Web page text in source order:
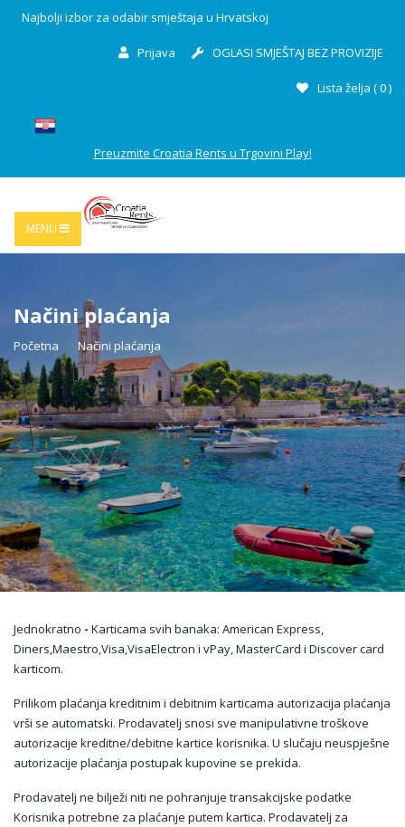
Najbolji izbor za odabir smještaja u Hrvatskoj
Prijava OGLASI SMJEŠTAJ BEZ PROVIZIJE
Lista želja (0)
Preuzmite Croatia Rents u Trgovini Play!
MENU
Načini plaćanja
Početna Načini plaćanja
Jednokratno - Karticama svih banaka: American Express,
Diners,Maestro,Visa,VisaElectron i vPay, MasterCard i Discover card
karticom.
Prilikom plaćanja kreditnim i debitnim karticama autorizacija plaćanja
vrši se automatski. Prodavatelj snosi sve manipulativne troškove
autorizacije kreditne/debitne kartice korisnika. U slučaju neuspješne
autorizacije plaćanja postupak kupovine se prekida.
Prodavatelj ne bilježi niti ne pohranjuje transakcijske podatke
Korisnika potrebne za plaćanje putem kartica. Prodavatelj za